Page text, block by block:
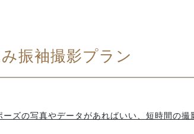
振袖撮影プラン
ーズの写真やデータがあればいい、短時間の撮